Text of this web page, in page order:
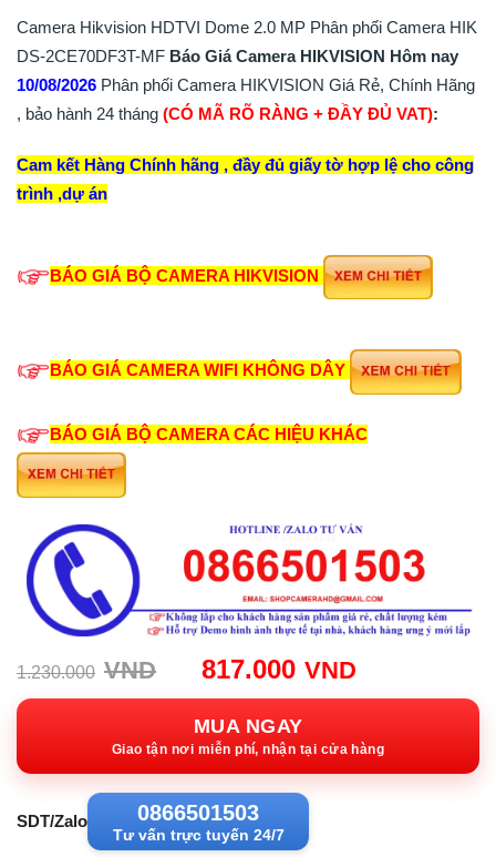
Camera Hikvision HDTVI Dome 2.0 MP Phân phối Camera HIK
DS-2CE70DF3T-MF Báo Giá Camera HIKVISION Hôm nay
10/08/2026 Phân phối Camera HIKVISION Giá Rẻ, Chính Hãng
, bảo hành 24 tháng (CÓ MÃ RÕ RÀNG + ĐẦY ĐỦ VAT):
Cam kết Hàng Chính hãng , đầy đủ giấy tờ hợp lệ cho công
trình ,dự án
BÁO GIÁ BỘ CAMERA HIKVISION
BÁO GIÁ CAMERA WIFI KHÔNG DÂY
BÁO GIÁ BỘ CAMERA CÁC HIỆU KHÁC
1.230.000 VND
Giá
gốc:
1.230.000VND.
817.000 VND
hiện
MUA NGAY
Giao tận nơi miễn phí, nhận tại cửa hàng
SDT/Zalo 0866501503
Tư vấn trực tuyến 24/7